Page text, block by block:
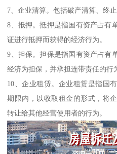
7、企业清算。包括破产清算、终
8、抵押。抵押是指国有资产占有
证进行抵押而获得的经济行为。
9、担保。担保是指国有资产占有
经济为担保，并承担连带责任的行
10、企业租赁。企业租赁是指国
期限内，以收取租金的形式，将
转让给其他经营使用者的行为。